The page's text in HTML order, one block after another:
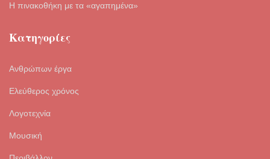
Η πινακοθήκη με τα «αγαπημένα»
Κατηγορίες
Ανθρώπων έργα
Ελεύθερος χρόνος
Λογοτεχνία
Μουσική